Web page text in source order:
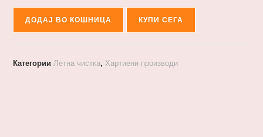
ДОДАЈ ВО КОШНИЦА КУПИ СЕГА
Категории Летна чистка, Хартиени производи